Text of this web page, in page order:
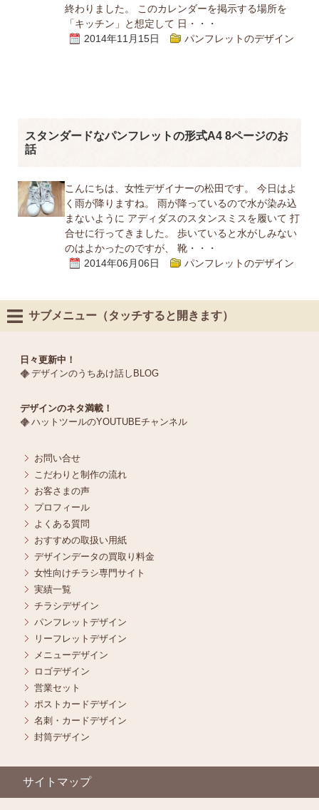
終わりました。 このカレンダーを掲示する場所を
「キッチン」と想定して 日・・・
2014年11月15日
パンフレットのデザイン
スタンダードなパンフレットの形式A4 8ページのお
話
こんにちは、女性デザイナーの松田です。 今日はよ
く雨が降りますね。 雨が降っているので水が染み込
まないように アディダスのスタンスミスを履いて 打
合せに行ってきました。 歩いていると水がしみない
のはよかったのですが、 靴・・・
2014年06月06日
パンフレットのデザイン
サブメニュー（タッチすると開きます）
日々更新中！
デザインのうちあけ話しBLOG
デザインのネタ満載！
ハットツールのYOUTUBEチャンネル
お問い合せ
こだわりと制作の流れ
お客さまの声
プロフィール
よくある質問
おすすめの取扱い用紙
デザインデータの買取り料金
女性向けチラシ専門サイト
実績一覧
チラシデザイン
パンフレットデザイン
リーフレットデザイン
メニューデザイン
ロゴデザイン
営業セット
ポストカードデザイン
名刺・カードデザイン
封筒デザイン
サイトマップ